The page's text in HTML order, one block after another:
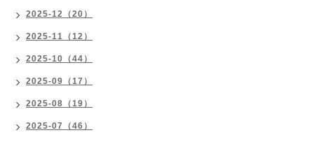
2025-12（20）
2025-11（12）
2025-10（44）
2025-09（17）
2025-08（19）
2025-07（46）